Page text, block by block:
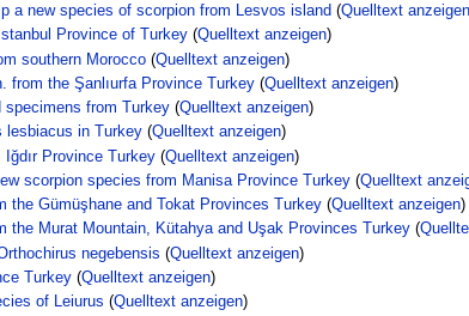
a new species of scorpion from Lesvos island (Quelltext anzeigen
Province of Turkey(Quelltext anzeigen)
southern Morocco(Quelltext anzeigen)
from the Şanlıurfa Province Turkey(Quelltext anzeigen)
specimens from Turkey(Quelltext anzeigen)
lesbiacus in Turkey(Quelltext anzeigen)
Province Turkey(Quelltext anzeigen)
scorpion species from Manisa Province Turkey(Quelltext
the Gümüşhane and Tokat Provinces Turkey(Quelltext anzeigen)
the Murat Mountain, Kütahya and Uşak Provinces Turkey(
negebensis (Quelltext anzeigen)
Turkey(Quelltext anzeigen)
of Leiurus (Quelltext anzeigen)